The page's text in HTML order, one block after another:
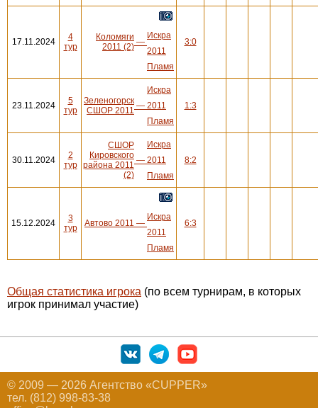
17.11.2024
4
тур
Коломяги
2011 (2) —
Искра
2011
Пламя
3:0
23.11.2024
5
тур
Зеленогорск
СШОР 2011 —
Искра
2011
Пламя
1:3
30.11.2024
2
тур
СШОР
Кировского
района 2011
(2)
—
Искра
2011
Пламя
8:2
15.12.2024
3
тур
Автово 2011 —
Искра
2011
Пламя
6:3
Общая статистика игрока (по всем турнирам, в которых
игрок принимал участие)
© 2009 — 2026 Агентство «CUPPER»
тел. (812) 998-83-38